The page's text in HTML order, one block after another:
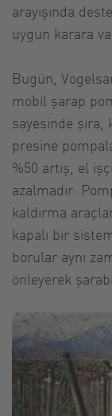
arayışında
uygun karara
Bugün,
mobil şarap
sayesinde
presine
%50 artış, el
azalmadır.
kaldırma
kapalı bir
borular aynı
önleyerek